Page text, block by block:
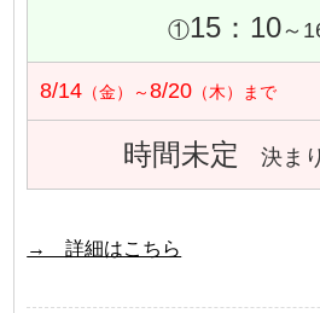
①15：10～
8/14 （金）～8/20 （木）まで
時間未定 決ま
→ 詳細はこちら